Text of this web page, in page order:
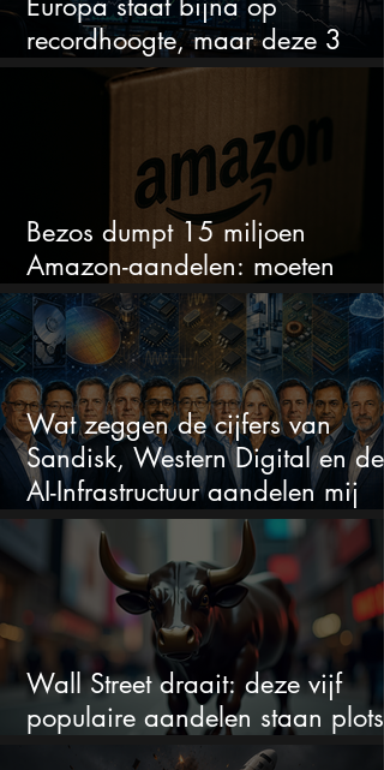
recordhoogte, maar deze 3
sectoren vallen nu op
Bezos dumpt 15 miljoen
Amazon-aandelen: moeten
beleggers zich zorgen maken?
Wat zeggen de cijfers van
Sandisk, Western Digital en de
AI-Infrastructuur aandelen mij
werkelijk
Wall Street draait: deze vijf
populaire aandelen staan plots
onder spanning